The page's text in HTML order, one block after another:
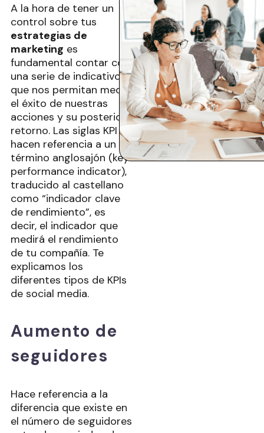
A la hora de tener un
control sobre tus
estrategias de
marketing es
fundamental contar con
una serie de indicativos
que nos permitan medir
el éxito de nuestras
acciones y su posterior
retorno. Las siglas KPI
hacen referencia a un
término anglosajón (key
performance indicator),
traducido al castellano
como “indicador clave
de rendimiento”, es
decir, el indicador que
medirá el rendimiento
de tu compañía. Te
explicamos los
diferentes tipos de KPIs
de social media.
Aumento de
seguidores
Hace referencia a la
diferencia que existe en
el número de seguidores